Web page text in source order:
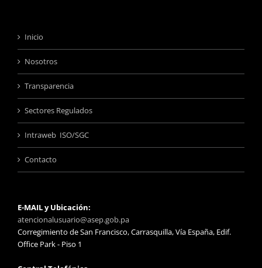
Inicio
Nosotros
Transparencia
Sectores Regulados
Intraweb ISO/SGC
Contacto
E-MAIL y Ubicación:
atencionalusuario@asep.gob.pa
Corregimiento de San Francisco, Carrasquilla, Vía España, Edif.
Office Park - Piso 1